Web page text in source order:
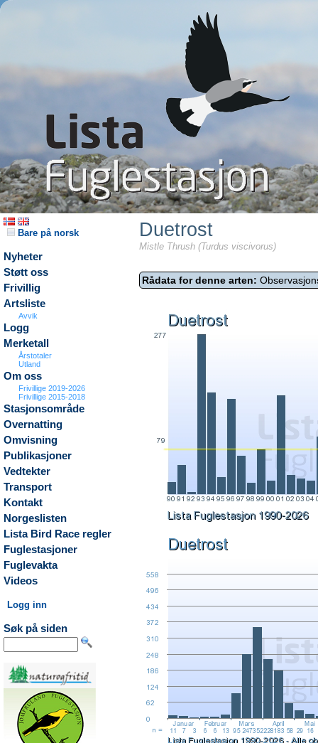
Bare på norsk
Nyheter
Støtt oss
Frivillig
Artsliste
Avvik
Logg
Merketall
Årstotaler
Utland
Om oss
Frivillige 2019-2026
Frivillige 2015-2018
Stasjonsområde
Overnatting
Omvisning
Publikasjoner
Vedtekter
Transport
Kontakt
Norgeslisten
Lista Bird Race regler
Fuglestasjoner
Fuglevakta
Videos
Logg inn
Søk på siden
Duetrost
Mistle Thrush (Turdus viscivorus)
Rådata for denne arten: